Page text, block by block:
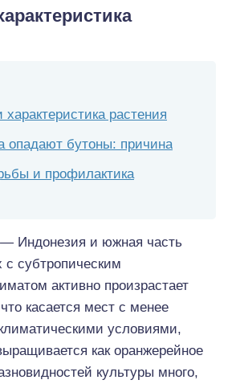
растения
опадают бутоны: причина
и профилактика
Индонезия и южная часть
с субтропическим
активно произрастает
касается мест с менее
условиями,
как оранжерейное
культуры много,